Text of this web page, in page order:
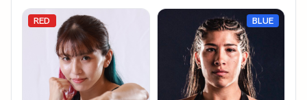
RED BLUE